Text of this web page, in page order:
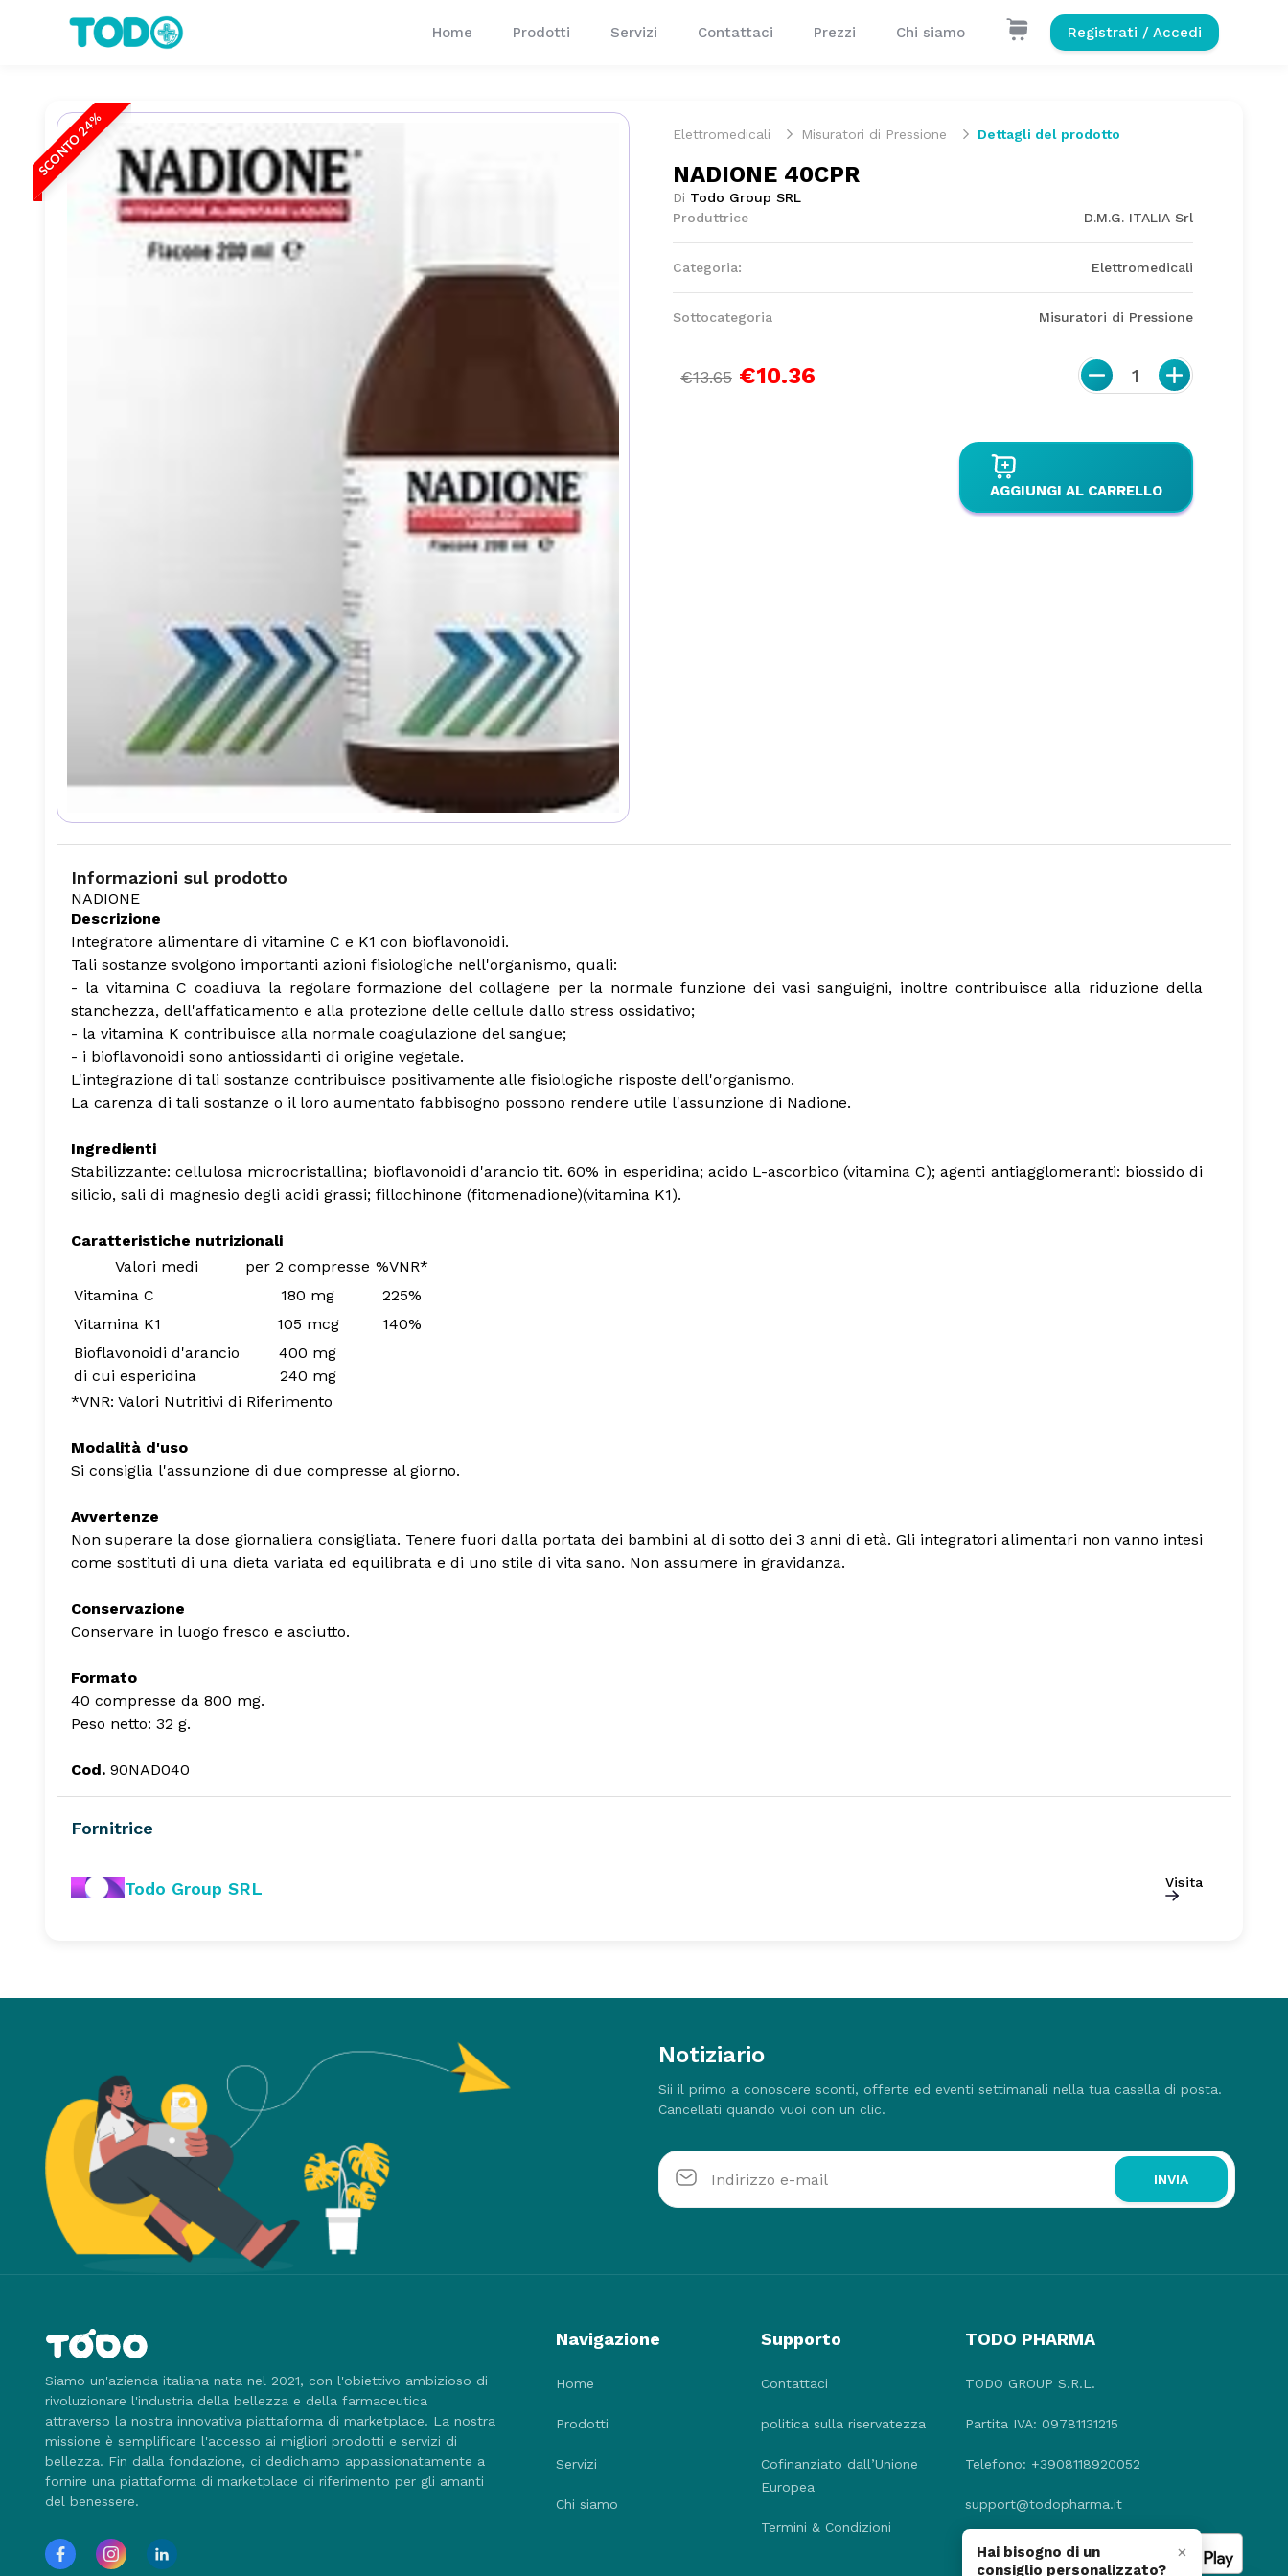
Home Prodotti Servizi Contattaci Prezzi Chi siamo Registrati / Accedi
SCONTO 24% Elettromedicali Misuratori di Pressione Dettagli del prodotto
NADIONE 40CPR
Di Todo Group SRL
Produttrice
D.M.G. ITALIA Srl
Categoria: Elettromedicali
Sottocategoria Misuratori di Pressione
€13.65 €10.36 1
AGGIUNGI AL CARRELLO
Informazioni sul prodotto
NADIONE
Descrizione
Integratore alimentare di vitamine C e K1 con bioflavonoidi.
Tali sostanze svolgono importanti azioni fisiologiche nell'organismo, quali:
- la vitamina C coadiuva la regolare formazione del collagene per la normale funzione dei vasi sanguigni, inoltre contribuisce alla riduzione della
stanchezza, dell'affaticamento e alla protezione delle cellule dallo stress ossidativo;
- la vitamina K contribuisce alla normale coagulazione del sangue;
- i bioflavonoidi sono antiossidanti di origine vegetale.
L'integrazione di tali sostanze contribuisce positivamente alle fisiologiche risposte dell'organismo.
La carenza di tali sostanze o il loro aumentato fabbisogno possono rendere utile l'assunzione di Nadione.
Ingredienti
Stabilizzante: cellulosa microcristallina; bioflavonoidi d'arancio tit. 60% in esperidina; acido L-ascorbico (vitamina C); agenti antiagglomeranti: biossido di
silicio, sali di magnesio degli acidi grassi; fillochinone (fitomenadione)(vitamina K1).
Caratteristiche nutrizionali
Valori medi
per 2 compresse %VNR*
Vitamina C
180 mg
225%
Vitamina K1
105 mcg
140%
Bioflavonoidi d'arancio
di cui esperidina
400 mg
240 mg
*VNR: Valori Nutritivi di Riferimento
Modalità d'uso
Si consiglia l'assunzione di due compresse al giorno.
Avvertenze
Non superare la dose giornaliera consigliata. Tenere fuori dalla portata dei bambini al di sotto dei 3 anni di età. Gli integratori alimentari non vanno intesi
come sostituti di una dieta variata ed equilibrata e di uno stile di vita sano. Non assumere in gravidanza.
Conservazione
Conservare in luogo fresco e asciutto.
Formato
40 compresse da 800 mg.
Peso netto: 32 g.
Cod. 90NAD040
Fornitrice
Todo Group SRL Visita
Hai bisogno di un
consiglio personalizzato?
×
Notiziario
Sii il primo a conoscere sconti, offerte ed eventi settimanali nella tua casella di posta.
Cancellati quando vuoi con un clic.
INVIA
Siamo un'azienda italiana nata nel 2021, con l'obiettivo ambizioso di
rivoluzionare l'industria della bellezza e della farmaceutica
attraverso la nostra innovativa piattaforma di marketplace. La nostra
missione è semplificare l'accesso ai migliori prodotti e servizi di
bellezza. Fin dalla fondazione, ci dedichiamo appassionatamente a
fornire una piattaforma di marketplace di riferimento per gli amanti
del benessere.
Navigazione
Home
Prodotti
Servizi
Chi siamo
Supporto
Contattaci
politica sulla riservatezza
Cofinanziato dall’Unione
Europea
Termini & Condizioni
TODO PHARMA
TODO GROUP S.R.L.
Partita IVA: 09781131215
Telefono: +3908118920052
support@todopharma.it